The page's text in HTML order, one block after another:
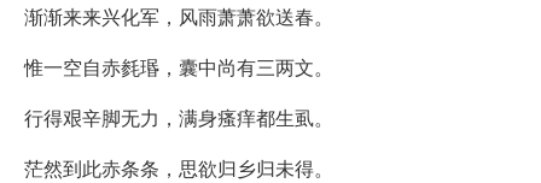
渐渐来来兴化军，风雨萧萧欲送春。
惟一空自赤毵瑉，囊中尚有三两文。
行得艰辛脚无力，满身瘙痒都生虱。
茫然到此赤条条，思欲归乡归未得。